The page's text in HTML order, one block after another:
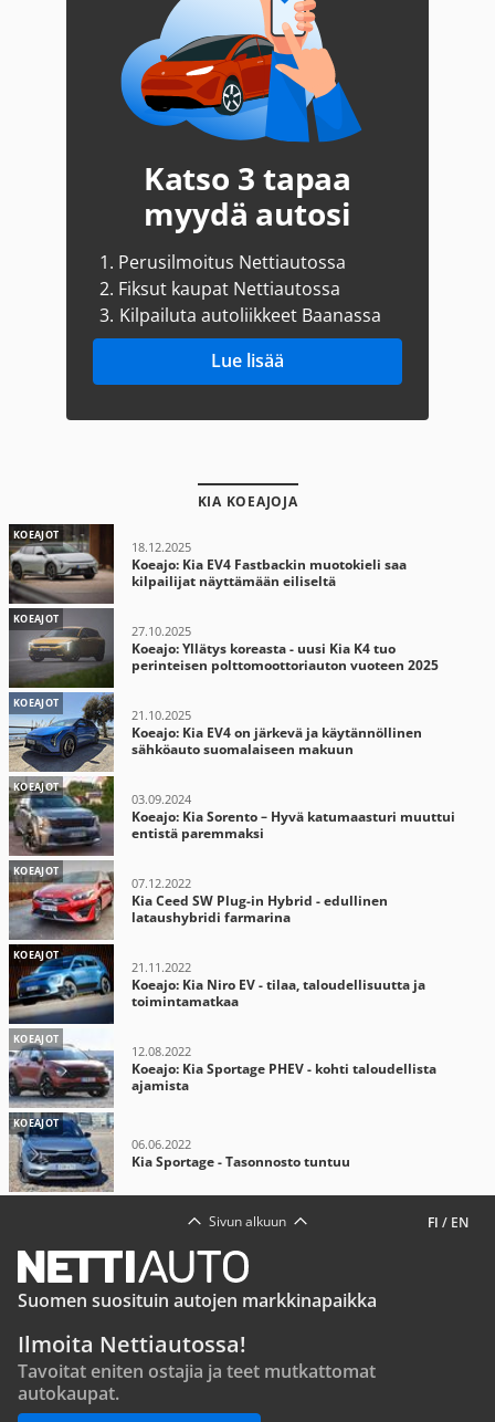
Katso 3 tapaa
myydä autosi
1. Perusilmoitus Nettiautossa
2. Fiksut kaupat Nettiautossa
3. Kilpailuta autoliikkeet Baanassa
Lue lisää
KIA KOEAJOJA
KOEAJOT
18.12.2025
Koeajo: Kia EV4 Fastbackin muotokieli saa
kilpailijat näyttämään eiliseltä
KOEAJOT
27.10.2025
Koeajo: Yllätys koreasta - uusi Kia K4 tuo
perinteisen polttomoottoriauton vuoteen 2025
KOEAJOT
21.10.2025
Koeajo: Kia EV4 on järkevä ja käytännöllinen
sähköauto suomalaiseen makuun
KOEAJOT
03.09.2024
Koeajo: Kia Sorento – Hyvä katumaasturi muuttui
entistä paremmaksi
KOEAJOT
07.12.2022
Kia Ceed SW Plug-in Hybrid - edullinen
lataushybridi farmarina
KOEAJOT
21.11.2022
Koeajo: Kia Niro EV - tilaa, taloudellisuutta ja
toimintamatkaa
KOEAJOT
12.08.2022
Koeajo: Kia Sportage PHEV - kohti taloudellista
ajamista
KOEAJOT
06.06.2022
Kia Sportage - Tasonnosto tuntuu
FI / EN
Sivun alkuun
Suomen suosituin autojen markkinapaikka
Ilmoita Nettiautossa!
Tavoitat eniten ostajia ja teet mutkattomat
autokaupat.